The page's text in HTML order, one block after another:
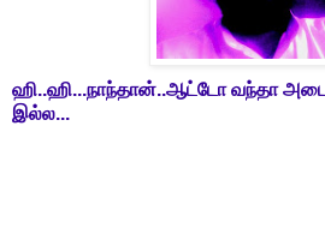
ஹி..ஹி...நாந்தான்..ஆட்டோ வந்தா
இல்ல...